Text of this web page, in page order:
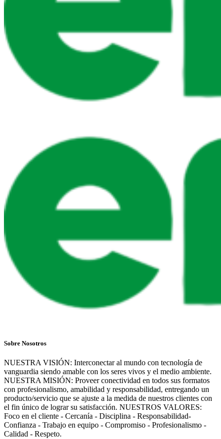
Sobre Nosotros
NUESTRA VISIÓN: Interconectar al mundo con tecnología de
vanguardia siendo amable con los seres vivos y el medio ambiente.
NUESTRA MISIÓN: Proveer conectividad en todos sus formatos
con profesionalismo, amabilidad y responsabilidad, entregando un
producto/servicio que se ajuste a la medida de nuestros clientes con
el fin único de lograr su satisfacción. NUESTROS VALORES:
Foco en el cliente - Cercanía - Disciplina - Responsabilidad-
Confianza - Trabajo en equipo - Compromiso - Profesionalismo -
Calidad - Respeto.